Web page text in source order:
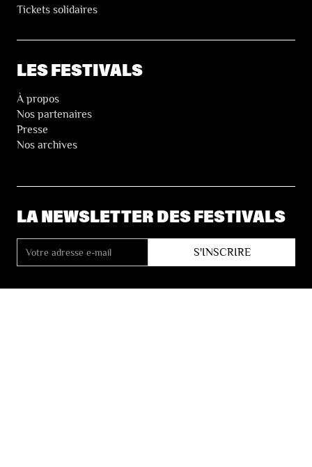
Tickets solidaires
LES FESTIVALS
À propos
Nos partenaires
Presse
Nos archives
LA NEWSLETTER DES FESTIVALS